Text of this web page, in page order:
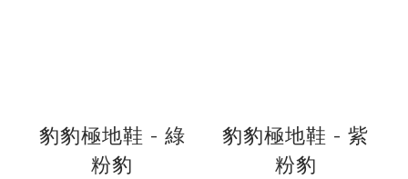
豹豹極地鞋 - 綠
粉豹
豹豹極地鞋 - 紫
粉豹